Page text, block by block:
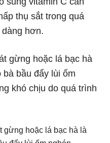
thụ sắt trong quá
hơn.
gừng hoặc lá bạc hà
bà bầu đẩy lùi ốm
khó chịu do quá trình